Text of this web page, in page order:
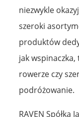
niezwykle
szeroki
produktów
jak
rowerze czy
podróżowanie.
RAVEN Spółka